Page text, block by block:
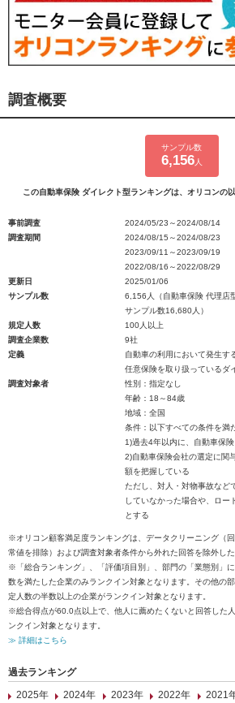
調査概要
サンプル数
6,156人
この自動車保険 ダイレクト型ランキングは、オリコンの
事前調査
2024/05/23～2024/08/14
調査期間
2024/08/15～2024/08/23
2023/09/11～2023/09/19
2022/08/16～2022/08/29
更新日
2025/01/06
サンプル数
6,156人（自動車保険 代理店
サンプル数16,680人）
規定人数
100人以上
調査企業数
9社
定義
自動車の利用において発生す
任意保険を取り扱っているダ
調査対象者
性別：指定なし
年齢：18～84歳
地域：全国
条件：以下すべての条件を満
1)過去4年以内に、自動車保
2)自動車保険会社の選定に関
額を把握している
ただし、対人・対物事故など
していなかった場合や、ロ
とする
※オリコン顧客満足度ランキングは、データクリーニング（
常値を排除）および調査対象者条件から外れた回答を除外した
※「総合ランキング」、「評価項目別」、部門の「業態別」
数を満たした企業のみランクイン対象となります。その他の
定人数の半数以上の企業がランクイン対象となります。
※総合得点が60.0点以上で、他人に薦めたくないと回答した
ンクイン対象となります。
≫ 詳細はこちら
過去ランキング
2025年
2024年 2023年 2022年 2021